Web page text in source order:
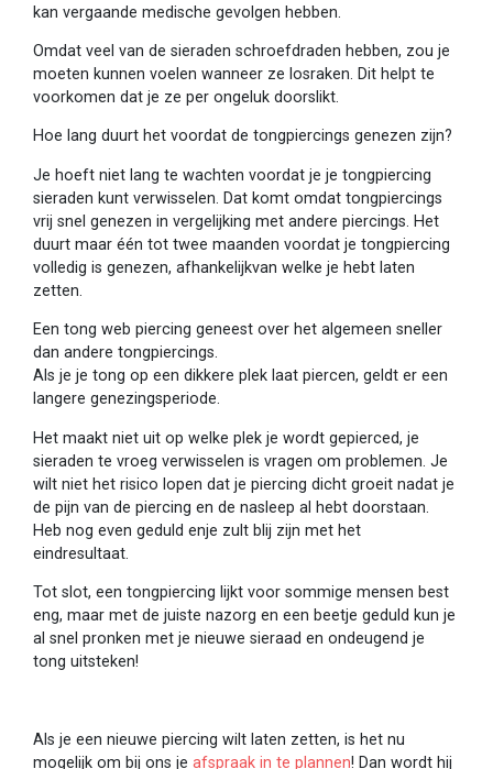
kan vergaande medische gevolgen hebben.
Omdat veel van de sieraden schroefdraden hebben, zou je
moeten kunnen voelen wanneer ze losraken. Dit helpt te
voorkomen dat je ze per ongeluk doorslikt.
Hoe lang duurt het voordat de tongpiercings genezen zijn?
Je hoeft niet lang te wachten voordat je je tongpiercing
sieraden kunt verwisselen. Dat komt omdat tongpiercings
vrij snel genezen in vergelijking met andere piercings. Het
duurt maar één tot twee maanden voordat je tongpiercing
volledig is genezen, afhankelijkvan welke je hebt laten
zetten.
Een tong web piercing geneest over het algemeen sneller
dan andere tongpiercings.
Als je je tong op een dikkere plek laat piercen, geldt er een
langere genezingsperiode.
Het maakt niet uit op welke plek je wordt gepierced, je
sieraden te vroeg verwisselen is vragen om problemen. Je
wilt niet het risico lopen dat je piercing dicht groeit nadat je
de pijn van de piercing en de nasleep al hebt doorstaan.
Heb nog even geduld enje zult blij zijn met het
eindresultaat.
Tot slot, een tongpiercing lijkt voor sommige mensen best
eng, maar met de juiste nazorg en een beetje geduld kun je
al snel pronken met je nieuwe sieraad en ondeugend je
tong uitsteken!
Als je een nieuwe piercing wilt laten zetten, is het nu
mogelijk om bij ons je afspraak in te plannen! Dan wordt hij